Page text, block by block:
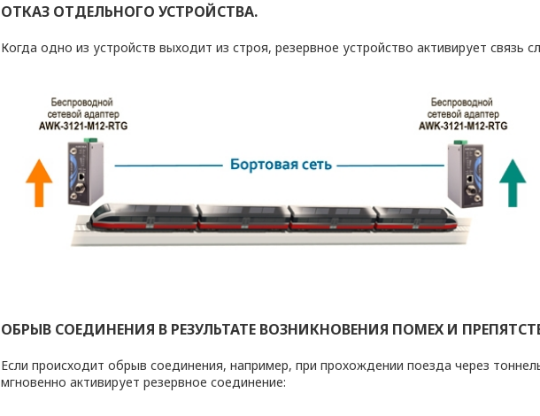
ОТКАЗ ОТДЕЛЬНОГО УСТРОЙСТВА.
Когда одно из устройств выходит из строя, резервное устройство активирует связь
ОБРЫВ СОЕДИНЕНИЯ В РЕЗУЛЬТАТЕ ВОЗНИКНОВЕНИЯ ПОМЕХ И
Если происходит обрыв соединения, например, при прохождении поезда через
мгновенно активирует резервное соединение: